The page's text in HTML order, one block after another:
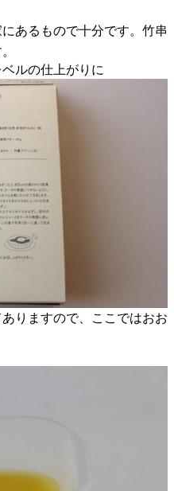
あるもので十分です。竹串
ルの仕上がりに
りますので、ここではおお